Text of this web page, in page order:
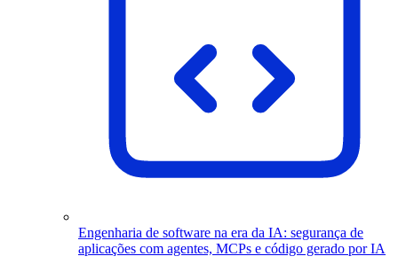
Engenharia de software na era da IA: segurança de
aplicações com agentes, MCPs e código gerado por IA